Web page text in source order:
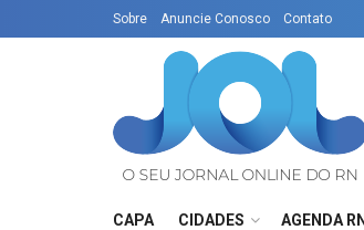
Sobre Anuncie Conosco Contato
CAPA CIDADES AGENDA RN